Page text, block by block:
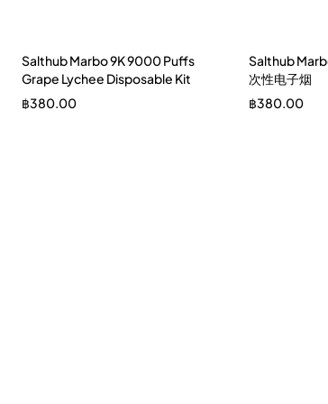
Salthub Marbo 9K 9000 Puffs
Grape Lychee Disposable Kit
฿380.00
Salthub
次性电子烟
฿380.00